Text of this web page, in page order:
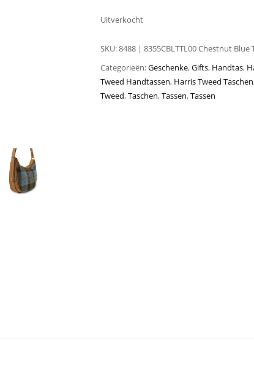
Uitverkocht
SKU:8488 | 8355CBLTTL00 Chestnut Blue
Categorieën:Geschenke,Gifts, Handtas,
Tweed Handtassen, Harris Tweed Taschen
Tweed,Taschen,Tassen,Tassen